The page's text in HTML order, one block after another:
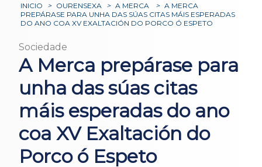
INICIO > OURENSEXA > A MERCA > A MERCA
PREPÁRASE PARA UNHA DAS SÚAS CITAS MÁIS ESPERADAS
DO ANO COA XV EXALTACIÓN DO PORCO Ó ESPETO
Sociedade
A Merca prepárase para
unha das súas citas
máis esperadas do ano
coa XV Exaltación do
Porco ó Espeto